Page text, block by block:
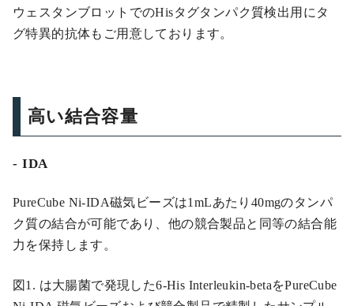
ウェスタンブロットでのHisタグタンパク質検出用にタ
グ特異的抗体もご用意しております。
高い結合容量
IDA
PureCube Ni-IDA磁気ビーズは1mLあたり40mgのタンパ
ク質の結合が可能であり、他の競合製品と同等の結合能
力を保持します。
図1. は大腸菌で発現した6-His Interleukin-betaをPureCube